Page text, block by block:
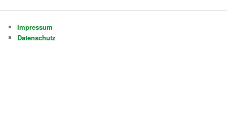
Impressum
Datenschutz